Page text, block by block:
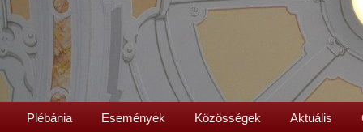
Plébánia Események Közösségek Aktuális